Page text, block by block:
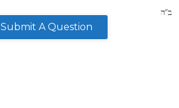
Submit A Question